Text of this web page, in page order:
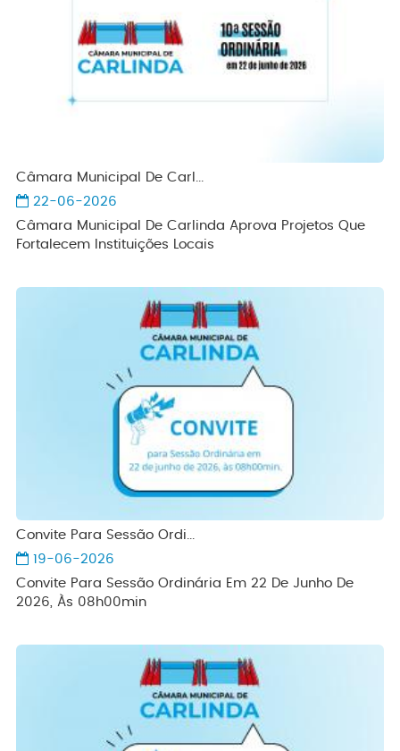
Câmara Municipal De Carl...
22-06-2026
Câmara Municipal De Carlinda Aprova Projetos Que
Fortalecem Instituições Locais
Convite Para Sessão Ordi...
19-06-2026
Convite Para Sessão Ordinária Em 22 De Junho De
2026, Às 08h00min